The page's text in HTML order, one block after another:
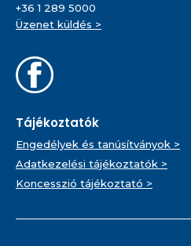
+36 1 289 5000
Üzenet küldés >
Tájékoztatók
Engedélyek és tanúsítványok >
Adatkezelési tájékoztatók >
Koncesszió tájékoztató >